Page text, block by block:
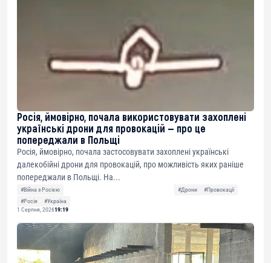
Росія, ймовірно, почала використовувати захоплені
українські дрони для провокацій — про це
попереджали в Польщі
Росія, ймовірно, почала застосовувати захоплені українські
далекобійні дрони для провокацій, про можливість яких раніше
попереджали в Польщі. На...
#Війна з Росією #Дрони
#Провокації
#Росія
#Україна
1 Серпня, 202619:19